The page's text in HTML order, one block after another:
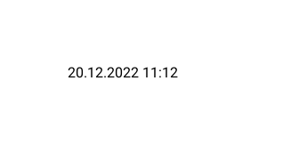
20.12.2022 11:12